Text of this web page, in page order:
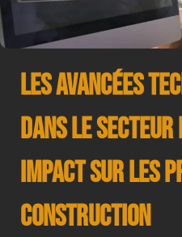
Les avancées
dans le secteur
impact sur les
construction